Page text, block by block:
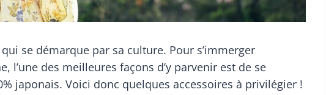
se démarque par sa culture. Pour s’immerger
l’une des meilleures façons d’y parvenir est de se
japonais. Voici donc quelques accessoires à privilégier !